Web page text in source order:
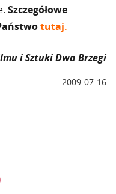
Szczegółowe
tutaj.
i Sztuki Dwa Brzegi
2009-07-16